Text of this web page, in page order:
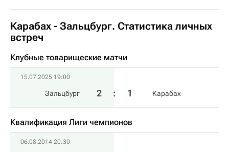
Карабах - Зальцбург. Статистика личных
встреч
Клубные товарищеские матчи
15.07.2025 19:00
Зальцбург 2 : 1 Карабах
Квалификация Лиги чемпионов
06.08.2014 20:30